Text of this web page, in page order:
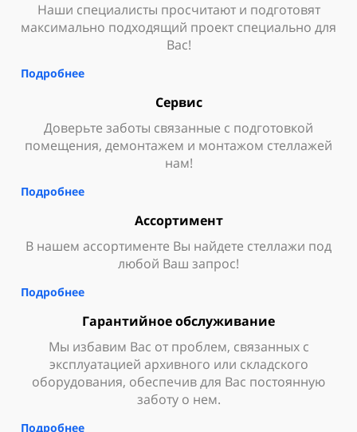
Наши специалисты просчитают и подготовят
максимально подходящий проект специально для
Вас!
Подробнее
Сервис
Доверьте заботы связанные с подготовкой
помещения, демонтажем и монтажом стеллажей
нам!
Подробнее
Ассортимент
В нашем ассортименте Вы найдете стеллажи под
любой Ваш запрос!
Подробнее
Гарантийное обслуживание
Мы избавим Вас от проблем, связанных с
эксплуатацией архивного или складского
оборудования, обеспечив для Вас постоянную
заботу о нем.
Подробнее